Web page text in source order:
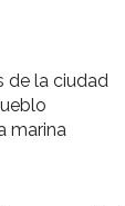
de la ciudad
marina